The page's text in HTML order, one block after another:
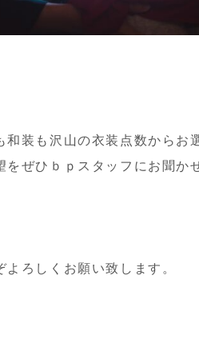
和装も沢山の衣装点数からお
をぜひｂｐスタッフにお聞か
よろしくお願い致します。